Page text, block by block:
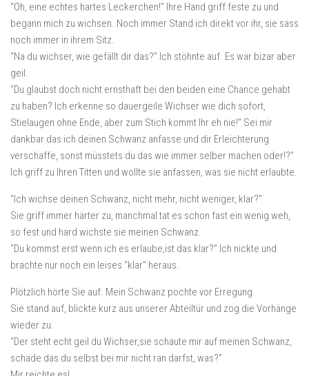
“Oh, eine echtes hartes Leckerchen!” Ihre Hand griff feste zu und
begann mich zu wichsen. Noch immer Stand ich direkt vor ihr, sie sass
noch immer in ihrem Sitz.
“Na du wichser, wie gefällt dir das?” Ich stöhnte auf. Es war bizar aber
geil.
“Du glaubst doch nicht ernsthaft bei den beiden eine Chance gehabt
zu haben? Ich erkenne so dauergeile Wichser wie dich sofort,
Stielaugen ohne Ende, aber zum Stich kommt Ihr eh nie!” Sei mir
dankbar das ich deinen Schwanz anfasse und dir Erleichterung
verschaffe, sonst müsstets du das wie immer selber machen oder!?”
Ich griff zu Ihren Titten und wollte sie anfassen, was sie nicht erlaubte.
“Ich wichse deinen Schwanz, nicht mehr, nicht weniger, klar?”
Sie griff immer härter zu, manchmal tat es schon fast ein wenig weh,
so fest und hard wichste sie meinen Schwanz.
“Du kommst erst wenn ich es erlaube,ist das klar?” Ich nickte und
brachte nur noch ein leises “klar” heraus.
Plötzlich hörte Sie auf. Mein Schwanz pochte vor Erregung.
Sie stand auf, blickte kurz aus unserer Abteiltür und zog die Vorhänge
wieder zu.
“Der steht echt geil du Wichser,sie schaute mir auf meinen Schwanz,
schade das du selbst bei mir nicht ran darfst, was?”